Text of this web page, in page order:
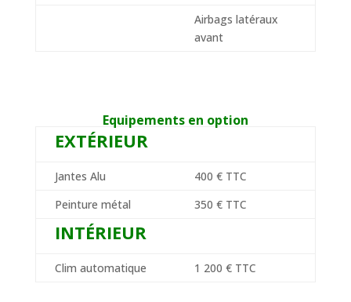
Airbags latéraux
avant
Equipements en option
EXTÉRIEUR
Jantes Alu
400 € TTC
Peinture métal
350 € TTC
INTÉRIEUR
Clim automatique 1 200 € TTC